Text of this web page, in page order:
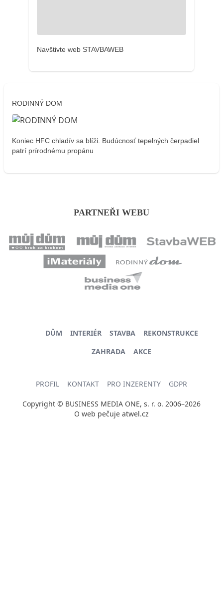
Navštivte web STAVBAWEB
RODINNÝ DOM
Koniec HFC chladív sa blíži. Budúcnosť tepelných čerpadiel
patrí prírodnému propánu
PARTNEŘI WEBU
DŮM INTERIÉR STAVBA
REKONSTRUKCE
ZAHRADA
AKCE
PROFIL KONTAKT PRO INZERENTY GDPR
Copyright © BUSINESS MEDIA ONE, s. r. o. 2006–2026